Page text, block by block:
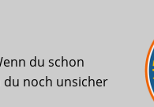
du schon
du noch unsicher